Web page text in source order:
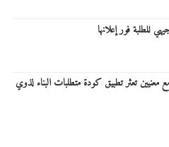
للطلبة فور إعلانها
معنيين تعثر تطبيق كودة متطلبات البناء لذوي